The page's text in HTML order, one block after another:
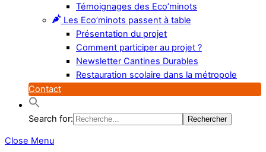
Témoignages des Eco’minots
Les Eco’minots passent à table
Présentation du projet
Comment participer au projet ?
Newsletter Cantines Durables
Restauration scolaire dans la métropole
Contact
Search for:
Close Menu